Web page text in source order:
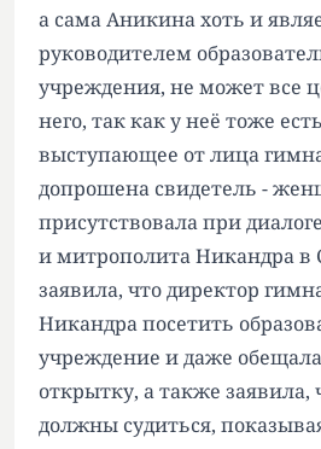
а сама Аникина хоть и
руководителем
учреждения, не может все
него, так как у неё тоже
выступающее от лица
допрошена свидетель -
присутствовала при
и митрополита Никандра в
заявила, что директор
Никандра посетить
учреждение и даже
открытку, а также заявила,
должны судиться,